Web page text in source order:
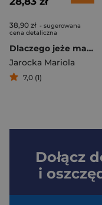
38,90 zł - sugerowana
cena detaliczna
Dlaczego jeże mają kolce? Proste odpowiedzi na trudne pytania
Jarocka Mariola
7,0 (1)
Dołącz
i